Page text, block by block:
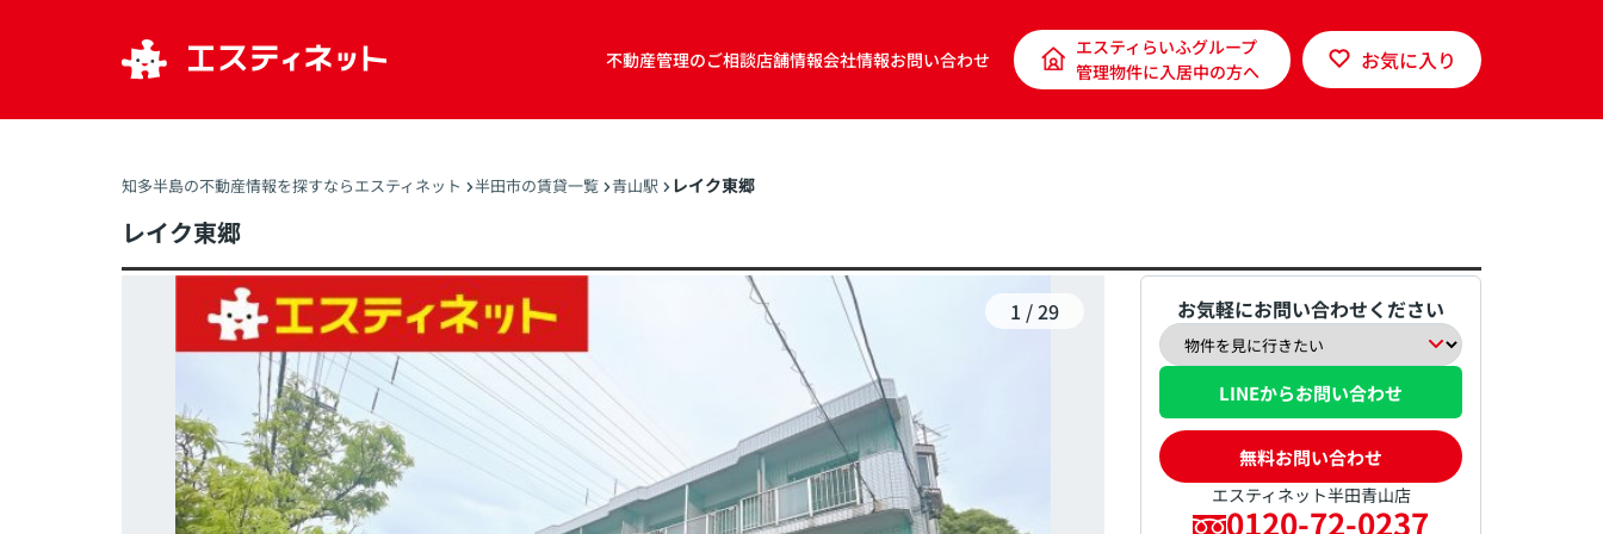
不動産管理のご相談店舗情報会社情報お問い合わせ
エスティらいふグループ
管理物件に入居中の方へ
お気に入り
知多半島の不動産情報を探すならエスティネット 半田市の賃貸一覧 青山駅 レイク東郷
レイク東郷
1 /29 お気軽にお問い合わせください
LINEからお問い合わせ
無料お問い合わせ
エスティネット半田青山店
0120-72-0237